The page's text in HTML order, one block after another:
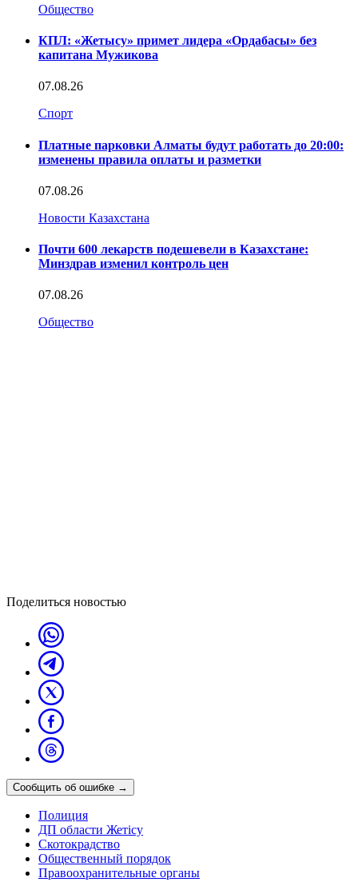
Общество
КПЛ: «Жетысу» примет лидера «Ордабасы» без
капитана Мужикова
07.08.26
Спорт
Платные парковки Алматы будут работать до 20:00:
изменены правила оплаты и разметки
07.08.26
Новости Казахстана
Почти 600 лекарств подешевели в Казахстане:
Минздрав изменил контроль цен
07.08.26
Общество
Поделиться новостью
Сообщить об ошибке →
Полиция
ДП области Жетісу
Скотокрадство
Общественный порядок
Правоохранительные органы